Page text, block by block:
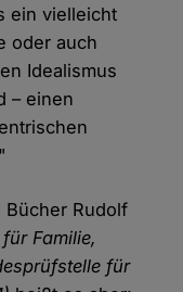
ein vielleicht
oder auch
Idealismus
– einen
Bücher Rudolf
Familie,
für